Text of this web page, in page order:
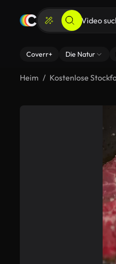
Coverr+ Die Natur
Heim Kostenlose